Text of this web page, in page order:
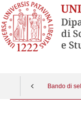
Bando di